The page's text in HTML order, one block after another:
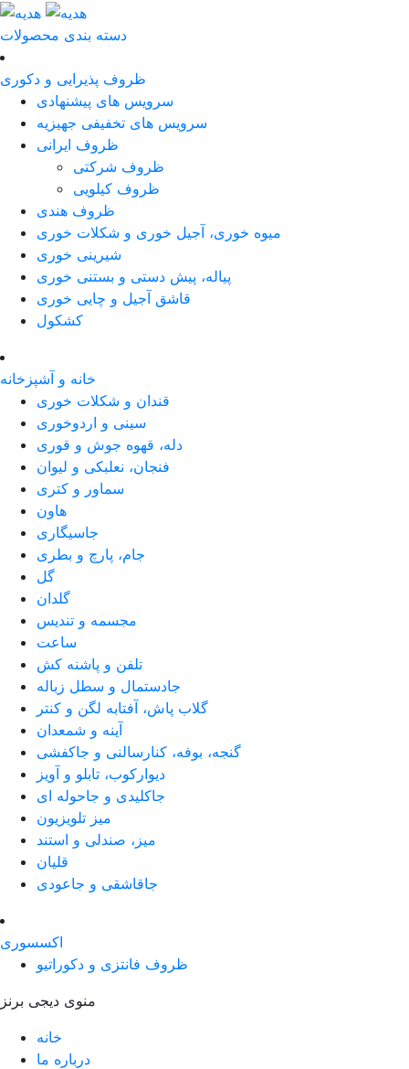
دسته بندی محصولات
ظروف پذیرایی و دکوری
سرویس های پیشنهادی
سرویس های تخفیفی جهیزیه
ظروف ایرانی
ظروف شرکتی
ظروف کیلویی
ظروف هندی
میوه خوری، آجیل خوری و شکلات خوری
شیرینی خوری
پیاله، پیش دستی و بستنی خوری
قاشق آجیل و چایی خوری
کشکول
خانه و آشپزخانه
قندان و شکلات خوری
سینی و اردوخوری
دله، قهوه جوش و قوری
فنجان، نعلبکی و لیوان
سماور و کتری
هاون
جاسیگاری
جام، پارچ و بطری
گل
گلدان
مجسمه و تندیس
ساعت
تلفن و پاشنه کش
جادستمال و سطل زباله
گلاب پاش، آفتابه لگن و کنتر
آینه و شمعدان
گنجه، بوفه، کنارسالنی و جاکفشی
دیوارکوب، تابلو و آویز
جاکلیدی و جاحوله ای
میز تلویزیون
میز، صندلی و استند
قلیان
جاقاشقی و جاعودی
اکسسوری
ظروف فانتزی و دکوراتیو
منوی دیجی برنز
خانه
درباره ما